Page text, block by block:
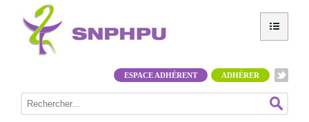
ADHÉRER
ESPACE ADHÉRENT